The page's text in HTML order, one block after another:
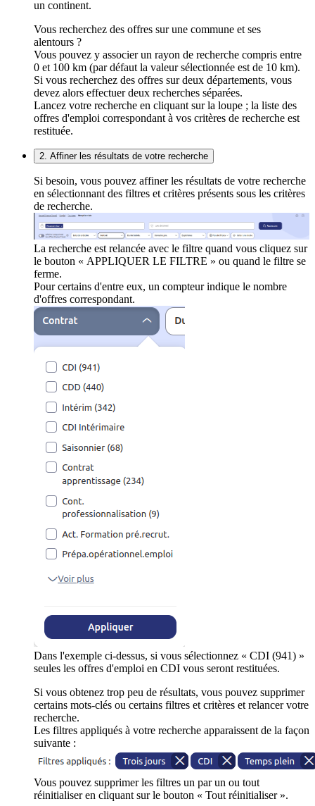
un continent.
Vous recherchez des offres sur une commune et ses
alentours ?
Vous pouvez y associer un rayon de recherche compris entre
0 et 100 km (par défaut la valeur sélectionnée est de 10 km).
Si vous recherchez des offres sur deux départements, vous
devez alors effectuer deux recherches séparées.
Lancez votre recherche en cliquant sur la loupe ; la liste des
offres d'emploi correspondant à vos critères de recherche est
restituée.
2. Affiner les résultats de votre recherche
Si besoin, vous pouvez affiner les résultats de votre recherche
en sélectionnant des filtres et critères présents sous les critères
de recherche.
La recherche est relancée avec le filtre quand vous cliquez sur
le bouton « APPLIQUER LE FILTRE » ou quand le filtre se
ferme.
Pour certains d'entre eux, un compteur indique le nombre
d'offres correspondant.
Dans l'exemple ci-dessus, si vous sélectionnez « CDI (941) »
seules les offres d'emploi en CDI vous seront restituées.
Si vous obtenez trop peu de résultats, vous pouvez supprimer
certains mots-clés ou certains filtres et critères et relancer votre
recherche.
Les filtres appliqués à votre recherche apparaissent de la façon
suivante :
Vous pouvez supprimer les filtres un par un ou tout
réinitialiser en cliquant sur le bouton « Tout réinitialiser ».